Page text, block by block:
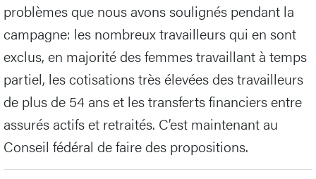
problèmes que nous avons soulignés pendant la
campagne: les nombreux travailleurs qui en sont
exclus, en majorité des femmes travaillant à temps
partiel, les cotisations très élevées des travailleurs
de plus de 54 ans et les transferts financiers entre
assurés actifs et retraités. C’est maintenant au
Conseil fédéral de faire des propositions.